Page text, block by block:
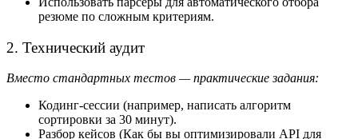
резюме по сложным критериям.
2. Технический аудит
Вместо стандартных тестов — практические задания:
Кодинг‑сессии (например, написать алгоритм
сортировки за 30 минут).
Разбор кейсов (Как бы вы оптимизировали API для